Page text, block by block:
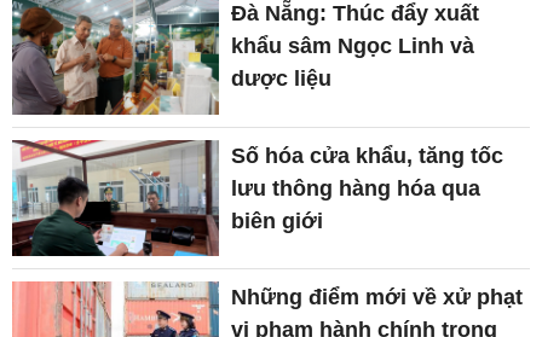
Đà Nẵng: Thúc đẩy xuất
khẩu sâm Ngọc Linh và
dược liệu
Số hóa cửa khẩu, tăng tốc
lưu thông hàng hóa qua
biên giới
Những điểm mới về xử phạt
vi phạm hành chính trong